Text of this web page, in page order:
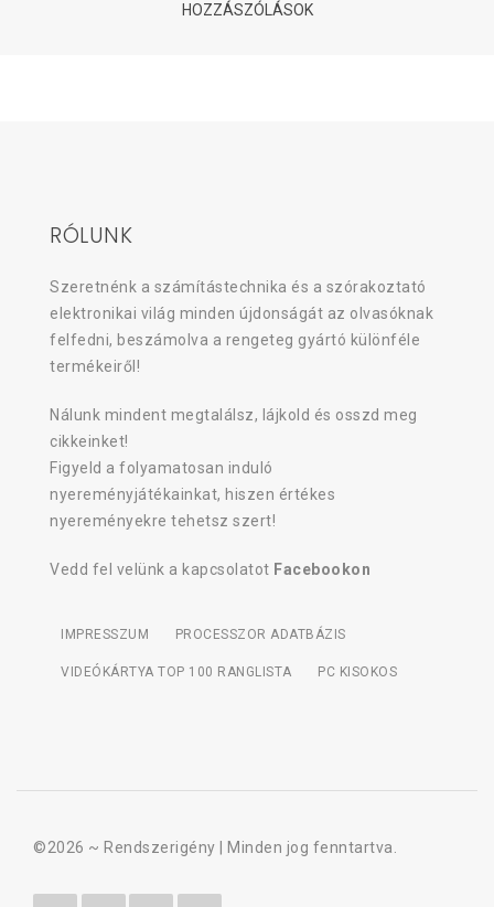
HOZZÁSZÓLÁSOK
RÓLUNK
Szeretnénk a számítástechnika és a szórakoztató
elektronikai világ minden újdonságát az olvasóknak
felfedni, beszámolva a rengeteg gyártó különféle
termékeiről!
Nálunk mindent megtalálsz, lájkold és osszd meg
cikkeinket!
Figyeld a folyamatosan induló
nyereményjátékainkat, hiszen értékes
nyereményekre tehetsz szert!
Vedd fel velünk a kapcsolatot Facebookon
IMPRESSZUM PROCESSZOR ADATBÁZIS
VIDEÓKÁRTYA TOP 100 RANGLISTA PC KISOKOS
©2026 ~ Rendszerigény | Minden jog fenntartva.